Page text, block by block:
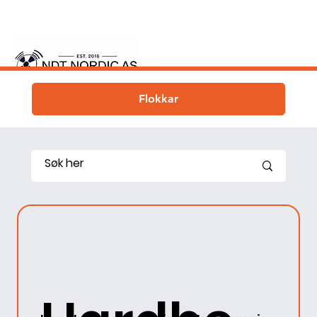
Flokkar